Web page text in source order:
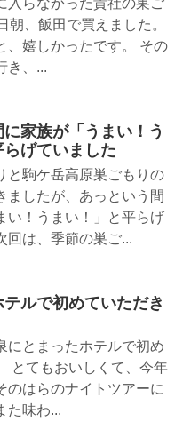
入らなかった貴社の巣ご
朝、飯田で買えました。
、嬉しかったです。 その
き、...
家族が「うまい！う
らげていました
と駒ケ岳高原巣ごもりの
ましたが、あっという間
い！うまい！」と平らげ
回は、季節の巣ご...
ルで初めていただき
にとまったホテルで初め
とてもおいしくて、今年
のはらのナイトツアーに
た味わ...